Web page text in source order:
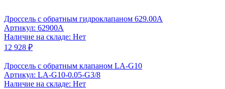
Дроссель с обратным гидроклапаном 629.00А
Артикул: 62900А
Наличие на складе: Нет
12 928 ₽
Дроссель с обратным клапаном LA-G10
Артикул: LA-G10-0.05-G3/8
Наличие на складе: Нет